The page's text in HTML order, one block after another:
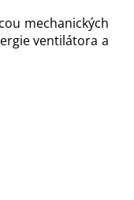
mechanických
ventilátora a